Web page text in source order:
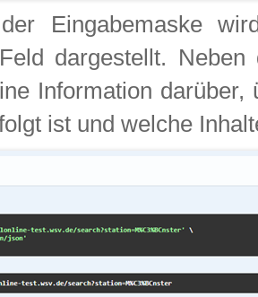
Eingabemaske
dargestellt.
Information
ist und welche